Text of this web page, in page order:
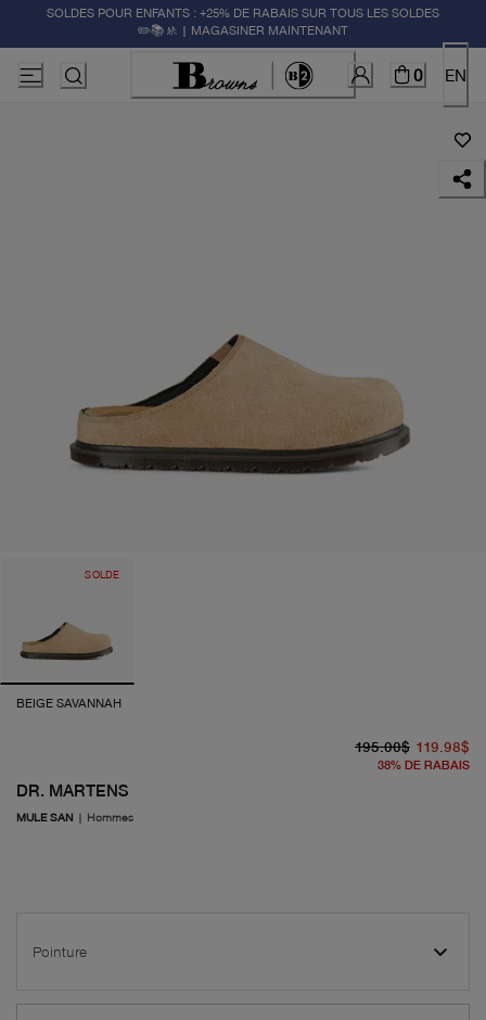
SOLDES POUR ENFANTS : +25% DE RABAIS SUR TOUS LES SOLDES
✏️📚🚸 | MAGASINER MAINTENANT
0 EN
SOLDE
BEIGE SAVANNAH
DR. MARTENS
MULE SAN | Hommes
195.00$ 119.98$
38% DE RABAIS
Pointure